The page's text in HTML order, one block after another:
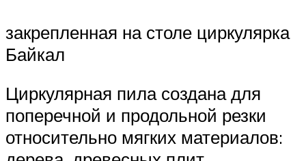
закрепленная на столе циркулярка
Байкал
Циркулярная пила создана для
поперечной и продольной резки
относительно мягких материалов: